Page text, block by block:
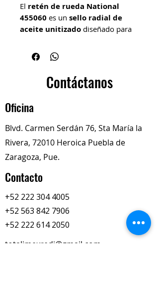
El retén de rueda National
455060 es un sello radial de
aceite unitizado diseñado para
pesados , usado principalmente en
camiones, remolques y
autobuses
Marca:
Número de parte: 455060
Tipo:ReténUnitized Wheel Seal
(diseño de dos piezas, libre de
Función:
rueda y proteger contra polvo,
agua y contaminantes externos.
Contáctanos
Oficina
Blvd. Carmen Serdán 76, Sta María la
Rivera, 72010 Heroica Puebla de
Zaragoza, Pue.
Contacto
+52 222 304 4005
+52 563 842 7906
+52 222 614 2050
totalimexredi@gmail.com